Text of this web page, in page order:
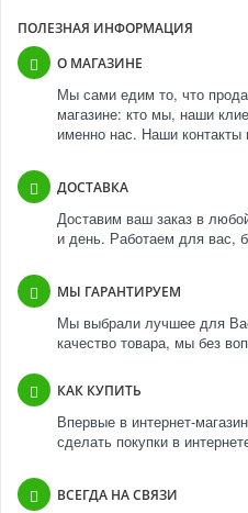
ПОЛЕЗНАЯ ИНФОРМАЦИЯ
О МАГАЗИНЕ
Мы сами едим то, что
магазине: кто мы, наши
именно нас. Наши контакты
ДОСТАВКА
Доставим ваш заказ в
и день. Работаем для вас,
МЫ ГАРАНТИРУЕМ
Мы выбрали лучшее для
качество товара, мы без
КАК КУПИТЬ
Впервые в интернет-
сделать покупки в
ВСЕГДА НА СВЯЗИ